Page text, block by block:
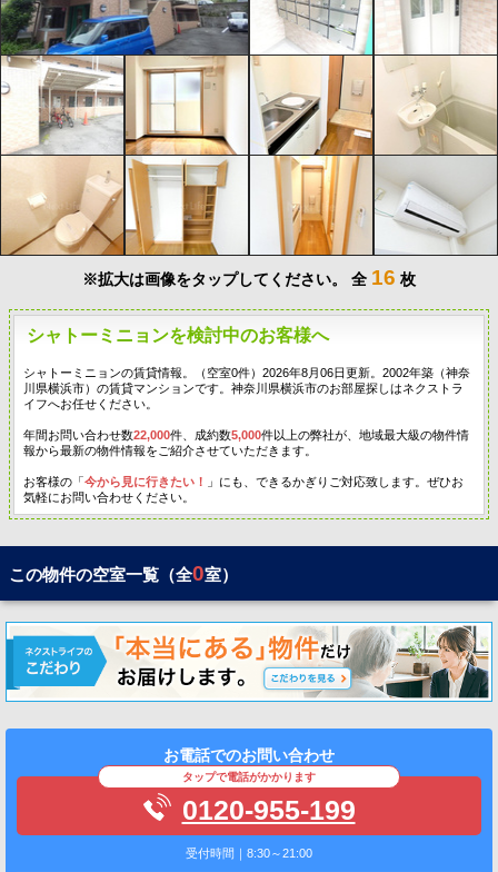
※拡大は画像をタップしてください。 全 16 枚
シャトーミニョンを検討中のお客様へ
シャトーミニョンの賃貸情報。（空室0件）2026年8月06日更新。2002年築（神奈
川県横浜市）の賃貸マンションです。神奈川県横浜市のお部屋探しはネクストラ
イフへお任せください。
年間お問い合わせ数22,000件、成約数5,000件以上の弊社が、地域最大級の物件情
報から最新の物件情報をご紹介させていただきます。
お客様の「今から見に行きたい！
」にも、できるかぎりご対応致します。ぜひお
気軽にお問い合わせください。
この物件の空室一覧（全0室）
お電話でのお問い合わせ
タップで電話がかかります
0120-955-199
受付時間｜8:30～21:00